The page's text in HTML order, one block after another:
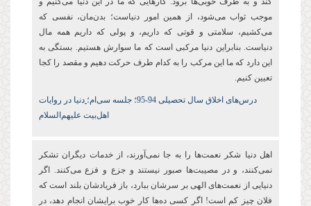
موجب ثواب می‌شود، از همین امور دنیاست؛ بدن‌مان، نفسی که
می‌کشیم، سلامتی و قوتی که داریم، و پولی که داریم همه مال
دنیاست. بنابراین دنیا مرکبی است که ما سوارش هستیم. بستگی به
این دارد که ما این مرکب را به کدام طرف حرکت دهیم و مقصد را کجا
تعیین کنیم.
درس‌های اخلاق سال تحصیلی 94-95 ؛ جلسه سی‌ام؛ دنیا در روایات
اهل‌بیت علیهم‌السلام
اهل دنیا شكر نعمت‌ها را به جا نمی‌آورند، از خدمات دیگران تشکر
نمی‌کنند، و در مصیبت‌ها صبور نیستند و جزع و فزع می‌کنند. اگر
دنیایی از نعمت‌های الهی بر سرشان ببارد، باز فریادشان بلند است كه
فلان چیز كم است! اگر كسی ده‌ها كار خوب برایشان انجام دهد، در